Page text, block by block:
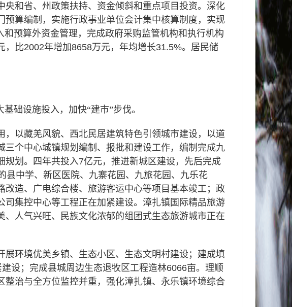
和省、州政策扶持、资金倾斜和重点项目投资。深化
算编制，实施行政事业单位会计集中核算制度，实现
预算外资金管理，完成政府采购监管机构和执行机构
，比2002年增加8658万元，年均增长31.5%。居民储
础设施投入，加快“建市”步伐。
以藏羌风貌、西北民居建筑特色引领城市建设，以道
个中心城镇规划编制、报批和建设工作，编制完成九
规划。四年共投入7亿元，推进新城区建设，先后完成
中学、新区医院、九寨花园、九旅花园、九乐花
造、广电综合楼、旅游客运中心等项目基本竣工；政
集控中心等工程正在加紧建设。漳扎镇国际精品旅游
人气兴旺、民族文化浓郁的组团式生态旅游城市正在
环境优美乡镇、生态小区、生态文明村建设；建成填
设；完成县城周边生态退牧区工程造林6066亩。理顺
治与全方位监控并重，强化漳扎镇、永乐镇环境综合